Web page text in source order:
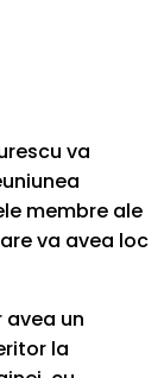
va
membre ale
va avea loc
avea un
la